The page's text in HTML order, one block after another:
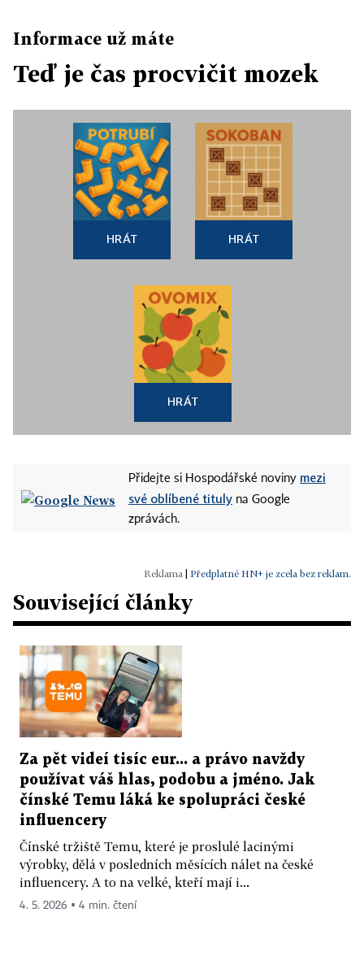
Informace už máte
Teď je čas procvičit mozek
HRÁT HRÁT
HRÁT
Přidejte si Hospodářské noviny mezi
své oblíbené tituly na Google
zprávách.
Předplatné HN+ je zcela bez reklam.
Související články
Za pět videí tisíc eur... a právo navždy
používat váš hlas, podobu a jméno. Jak
čínské Temu láká ke spolupráci české
influencery
Čínské tržiště Temu, které je proslulé lacinými
výrobky, dělá v posledních měsících nálet na české
influencery. A to na velké, kteří mají i...
4. 5. 2026 ▪ 4 min. čtení